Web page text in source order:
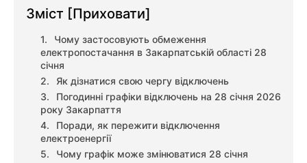
Зміст [Приховати]
Чому застосовують обмеження
електропостачання в Закарпатській області 28
січня
Як дізнатися свою чергу відключень
Погодинні графіки відключень на 28 січня 2026
року Закарпаття
Поради, як пережити відключення
електроенергії
Чому графік може змінюватися 28 січня